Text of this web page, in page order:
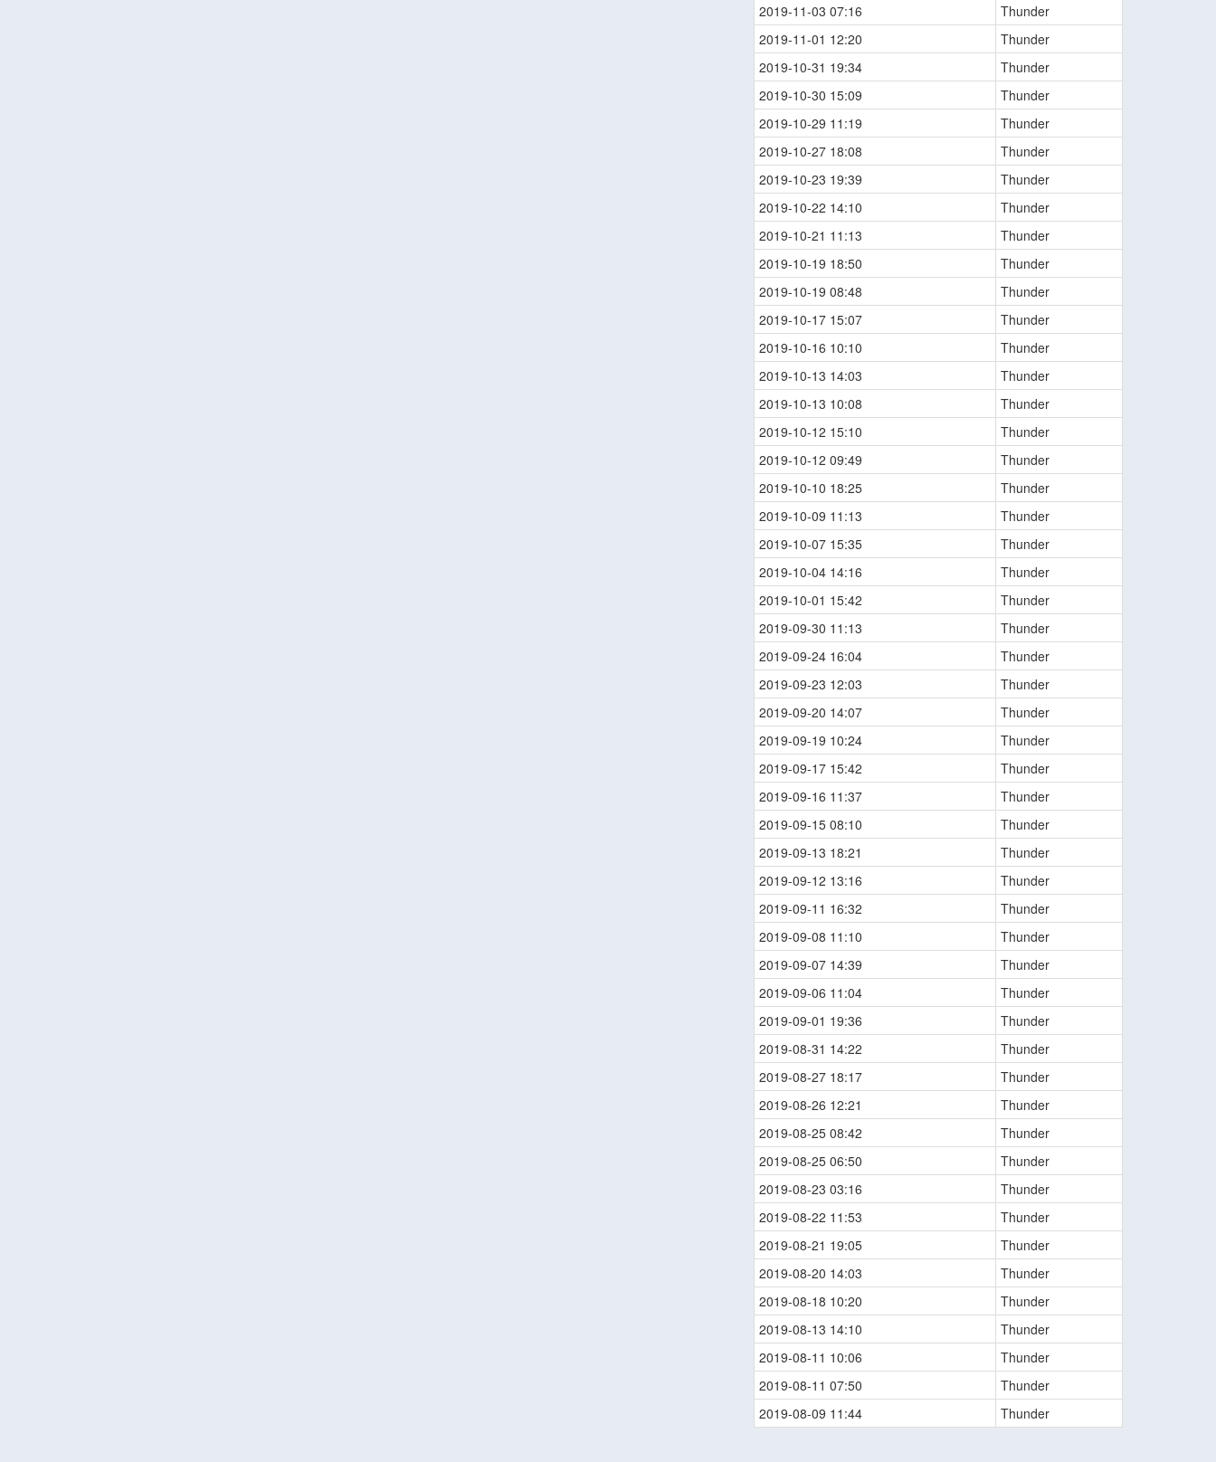
2019-11-03 07:16
Thunder
2019-11-01 12:20
Thunder
2019-10-31 19:34
Thunder
2019-10-30 15:09
Thunder
2019-10-29 11:19
Thunder
2019-10-27 18:08
Thunder
2019-10-23 19:39
Thunder
2019-10-22 14:10
Thunder
2019-10-21 11:13
Thunder
2019-10-19 18:50
Thunder
2019-10-19 08:48
Thunder
2019-10-17 15:07
Thunder
2019-10-16 10:10
Thunder
2019-10-13 14:03
Thunder
2019-10-13 10:08
Thunder
2019-10-12 15:10
Thunder
2019-10-12 09:49
Thunder
2019-10-10 18:25
Thunder
2019-10-09 11:13
Thunder
2019-10-07 15:35
Thunder
2019-10-04 14:16
Thunder
2019-10-01 15:42
Thunder
2019-09-30 11:13
Thunder
2019-09-24 16:04
Thunder
2019-09-23 12:03
Thunder
2019-09-20 14:07
Thunder
2019-09-19 10:24
Thunder
2019-09-17 15:42
Thunder
2019-09-16 11:37
Thunder
2019-09-15 08:10
Thunder
2019-09-13 18:21
Thunder
2019-09-12 13:16
Thunder
2019-09-11 16:32
Thunder
2019-09-08 11:10
Thunder
2019-09-07 14:39
Thunder
2019-09-06 11:04
Thunder
2019-09-01 19:36
Thunder
2019-08-31 14:22
Thunder
2019-08-27 18:17
Thunder
2019-08-26 12:21
Thunder
2019-08-25 08:42
Thunder
2019-08-25 06:50
Thunder
2019-08-23 03:16
Thunder
2019-08-22 11:53
Thunder
2019-08-21 19:05
Thunder
2019-08-20 14:03
Thunder
2019-08-18 10:20
Thunder
2019-08-13 14:10
Thunder
2019-08-11 10:06
Thunder
2019-08-11 07:50
Thunder
2019-08-09 11:44
Thunder